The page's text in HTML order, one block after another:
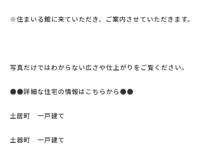
※住まいる館に来ていただき、ご案内させていただきます。
写真だけではわからない広さや仕上がりをご覧ください。
●●詳細な住宅の情報はこちらから●●
土居町 一戸建て
土器町 一戸建て